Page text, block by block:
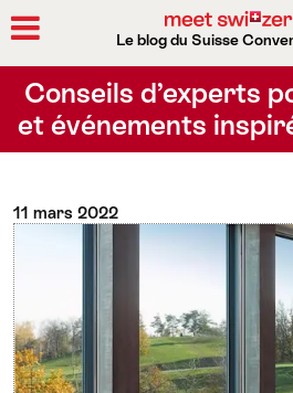
Le blog du Suisse
Conseils d’experts
et événements
11 mars 2022